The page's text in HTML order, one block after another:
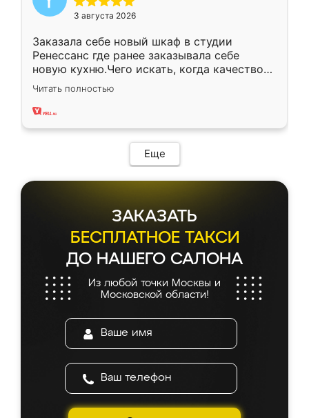
3 августа 2026
Заказала себе новый шкаф в студии
Ренессанс где ранее заказывала себе
новую кухню.Чего искать, когда качеством
вполне довольна. Служит кухня уже почти
два года, нареканий нет.
Читать полностью
Еще
ЗАКАЗАТЬ
БЕСПЛАТНОЕ ТАКСИ
ДО НАШЕГО САЛОНА
Из любой точки Москвы и
Московской области!